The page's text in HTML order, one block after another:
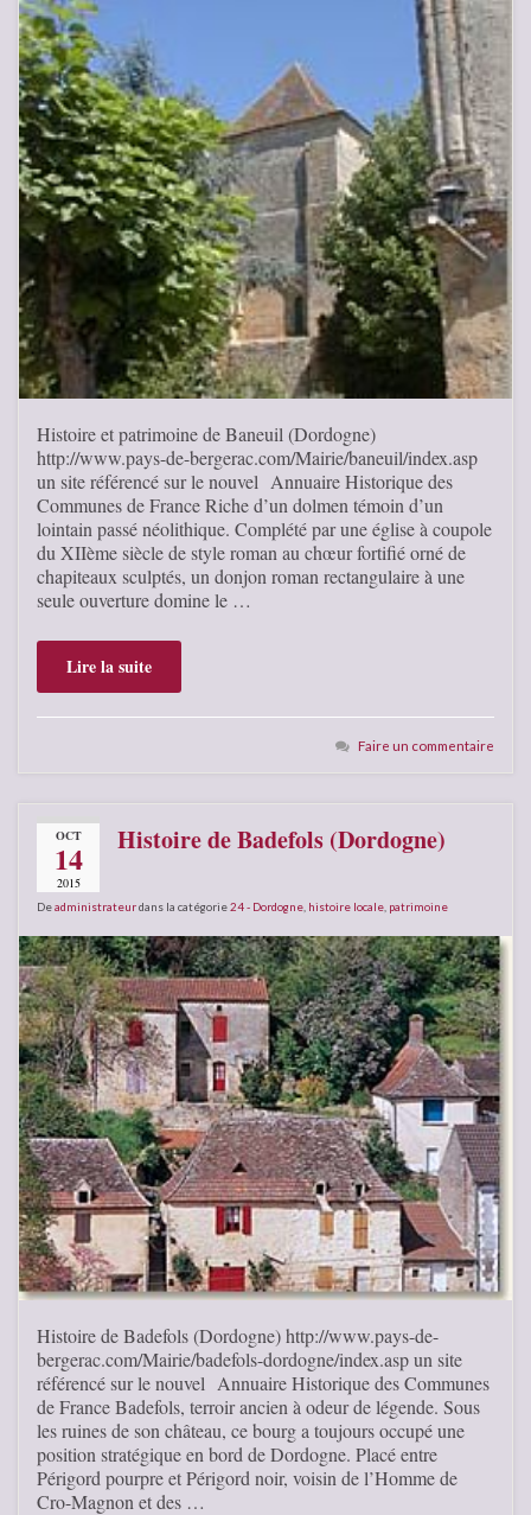
Histoire et patrimoine de Baneuil (Dordogne)
http://www.pays-de-bergerac.com/Mairie/baneuil/index.asp
un site référencé sur le nouvel Annuaire Historique des
Communes de France Riche d’un dolmen témoin d’un
lointain passé néolithique. Complété par une église à coupole
du XIIème siècle de style roman au chœur fortifié orné de
chapiteaux sculptés, un donjon roman rectangulaire à une
seule ouverture domine le …
Lire la suite
Faire un commentaire
OCT
14
2015
Histoire de Badefols (Dordogne)
Deadministrateurdans la catégorie24 - Dordogne histoire locale patrimoine
Histoire de Badefols (Dordogne) http://www.pays-de-
bergerac.com/Mairie/badefols-dordogne/index.asp un site
référencé sur le nouvel Annuaire Historique des Communes
de France Badefols, terroir ancien à odeur de légende. Sous
les ruines de son château, ce bourg a toujours occupé une
position stratégique en bord de Dordogne. Placé entre
Périgord pourpre et Périgord noir, voisin de l’Homme de
Cro-Magnon et des …